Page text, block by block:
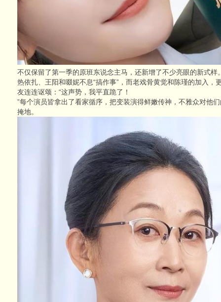
不仅保留了第一季的原班东说念主马，还新增了不少亮眼的新式样
热依扎、王阳和啜妮不息“搞作事”，而老戏骨黄觉和陈瑾的加入，
友连连讴颂：“这声势，我平直跪了！
”每个演员皆拿出了看家循序，把变装演得鲜嫩传神，不雅众对他
掩地。